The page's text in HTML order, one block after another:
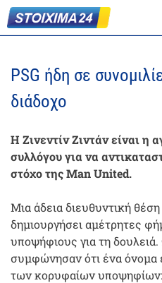
PSG ήδη σε
διάδοχο
Η Ζινεντίν Ζιντάν είναι η
συλλόγου για να
στόχο της Man United.
Μια άδεια διευθυντική
δημιουργήσει αμέτρητες
υποψήφιους για τη
συμφώνησαν ότι ένα όνομα
των κορυφαίων